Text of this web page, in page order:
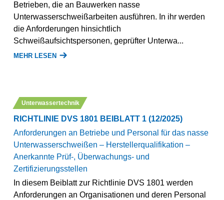
Betrieben, die an Bauwerken nasse
Unterwasserschweißarbeiten ausführen. In ihr werden
die Anforderungen hinsichtlich
Schweißaufsichtspersonen, geprüfter Unterwa...
MEHR LESEN
Unterwassertechnik
RICHTLINIE DVS 1801 BEIBLATT 1 (12/2025)
Anforderungen an Betriebe und Personal für das nasse
Unterwasserschweißen – Herstellerqualifikation –
Anerkannte Prüf-, Überwachungs- und
Zertifizierungsstellen
In diesem Beiblatt zur Richtlinie DVS 1801 werden
Anforderungen an Organisationen und deren Personal